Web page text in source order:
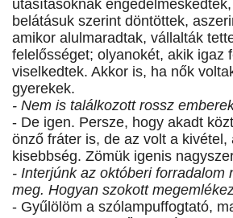
utasításoknak
belátásuk szerint döntöttek,
amikor alulmaradtak, vállalták
felelősséget; olyanokét, akik igaz
viselkedtek. Akkor is, ha nők
gyerekek.
- Nem is találkozott rossz
- De igen. Persze, hogy akadt
önző fráter is, de az volt a kivétel,
kisebbség. Zömük igenis
- Interjúnk az októberi forradalom
meg. Hogyan szokott
- Gyűlölöm a szólampuffogtató,